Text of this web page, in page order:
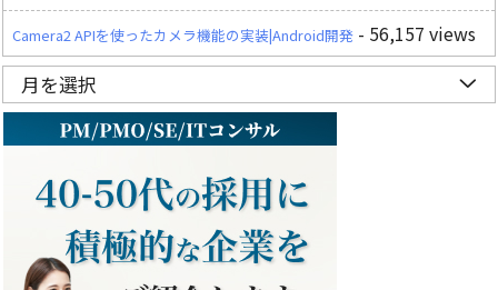
Camera2 APIを使ったカメラ機能の実装|Android開発 - 56,157 views
月を選択